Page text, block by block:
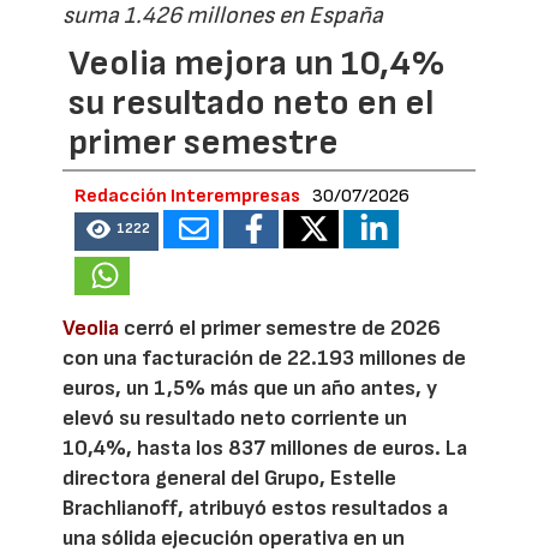
suma 1.426 millones en España
Veolia mejora un 10,4%
su resultado neto en el
primer semestre
Redacción Interempresas 30/07/2026
1222
Veolia cerró el primer semestre de 2026
con una facturación de 22.193 millones de
euros, un 1,5% más que un año antes, y
elevó su resultado neto corriente un
10,4%, hasta los 837 millones de euros. La
directora general del Grupo, Estelle
Brachlianoff, atribuyó estos resultados a
una sólida ejecución operativa en un